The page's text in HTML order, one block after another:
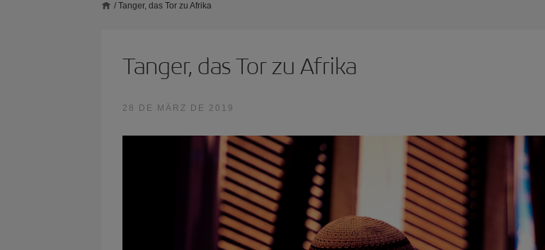
/ Tanger, das Tor zu Afrika
Tanger, das Tor zu Afrika
28 DE MÄRZ DE 2019